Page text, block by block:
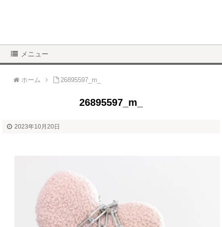
メニュー
ホーム 26895597_m_
26895597_m_
2023年10月20日